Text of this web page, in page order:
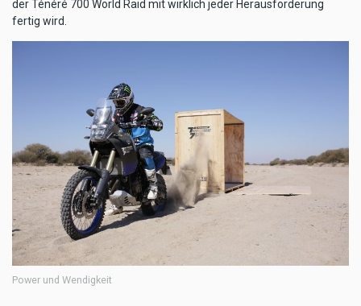
der Ténéré 700 World Raid mit wirklich jeder Herausforderung
fertig wird.
Power und Wendigkeit